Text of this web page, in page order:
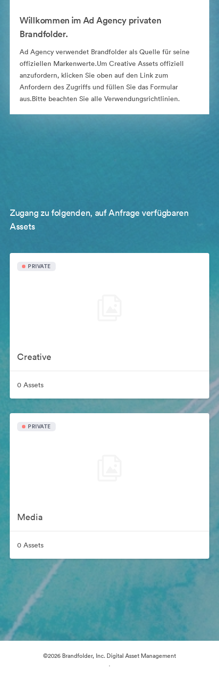
Willkommen im Ad Agency privaten
Brandfolder.
Ad Agency verwendet Brandfolder als Quelle für seine
offiziellen Markenwerte.Um Creative Assets offiziell
anzufordern, klicken Sie oben auf den Link zum
Anfordern des Zugriffs und füllen Sie das Formular
aus.Bitte beachten Sie alle Verwendungsrichtlinien.
Zugang zu folgenden, auf Anfrage verfügbaren
Assets
PRIVATE
Creative
0 Assets
PRIVATE
Media
0 Assets
©2026 Brandfolder, Inc. Digital Asset Management
·